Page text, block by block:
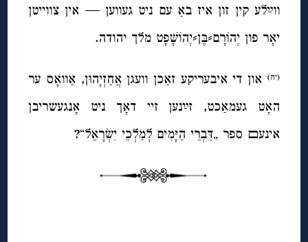
ווײַלע קין זון איז באַ עם ניט געווען — אין צווייטן
יאָר פון יְהוֹרָם⸗בֶּן⸗יְהוֹשָׁפָט מלך יהודה.
(יח) און די איבעריקע זאַכן וועגן אֲחַזְיָהוּן, אַוואָס ער
האָט געמאַכט, זײַנען זיי דאָך ניט אָנגעשריבן
אינעﬦ ספר „דִּבְרֵי הַיָּמִים לְמַלְכֵי יִשְׂרָאֵל“?